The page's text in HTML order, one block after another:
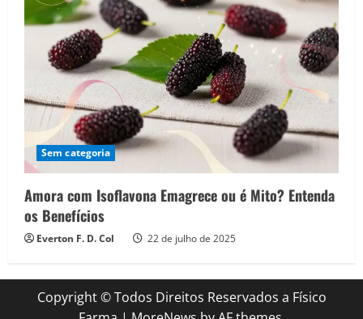
Sem categoria
Amora com Isoflavona Emagrece ou é Mito? Entenda
os Benefícios
Everton F. D. Col 22 de julho de 2025
Copyright © Todos Direitos Reservados a Físico